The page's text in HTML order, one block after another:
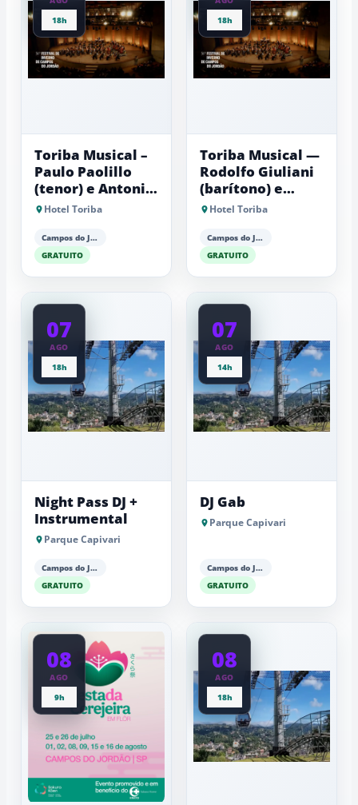
18h
Toriba Musical –
Paulo Paolillo
(tenor) e Antonio
Luiz Barker
Hotel Toriba
Campos do Jordão
GRATUITO
18h
Toriba Musical —
Rodolfo Giuliani
(barítono) e
Antonio Luiz
Hotel Toriba
Campos do Jordão
GRATUITO
07
AGO
18h
Night Pass DJ +
Instrumental
Parque Capivari
Campos do Jordão
GRATUITO
07
AGO
14h
DJ Gab
Parque Capivari
Campos do Jordão
GRATUITO
08
AGO
9h
08
AGO
18h